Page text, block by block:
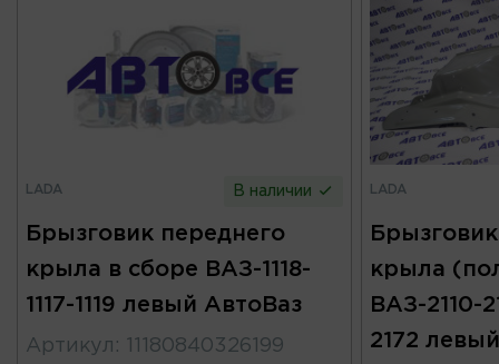
LADA В наличии
Брызговик переднего
крыла в сборе ВАЗ-1118-
1117-1119 левый АвтоВаз
Артикул :
11180840326199
LADA
крыла
ВАЗ-2110-
2172